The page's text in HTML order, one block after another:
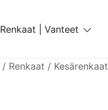
Renkaat | Vanteet
/ Renkaat / Kesärenkaat